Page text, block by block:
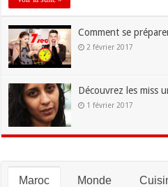
Comment se
2 février 2017
Découvrez les miss
1 février 2017
Maroc Monde